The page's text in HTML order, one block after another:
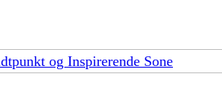
og Inspirerende Sone